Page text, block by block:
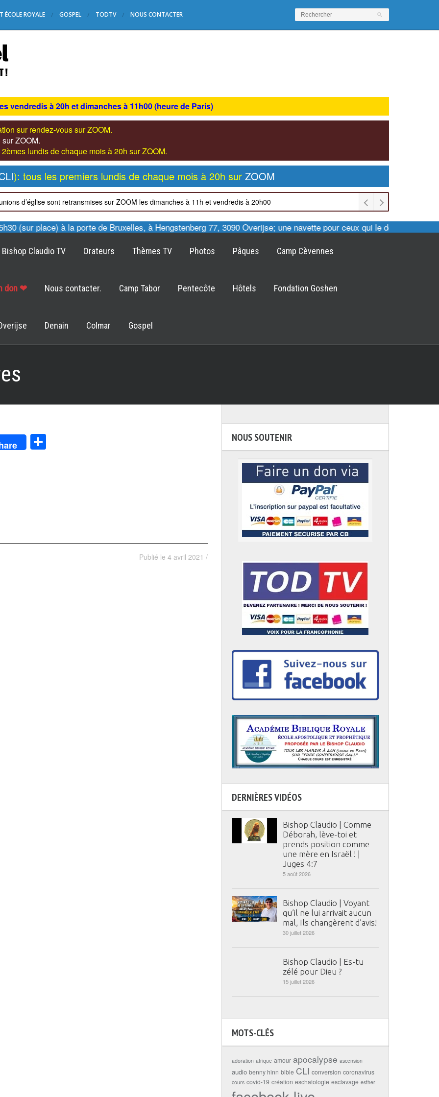
ÉCOLE ROYALE GOSPEL TODTV NOUS CONTACTER
vendredis à 20h et dimanches à 11h00 (heure de Paris)
sur rendez-vous sur ZOOM.
ZOOM.
lundis de chaque mois à 20h sur ZOOM.
): tous les premiers lundis de chaque mois à 20h sur ZOOM
d’église sont retransmises sur ZOOM les dimanches à 11h et vendredis à 20h00
place) à la porte de Bruxelles, à Hengstenberg 77, 3090 Overijse; une navette pour ceux qui le désirent est
Bishop Claudio TV Orateurs Thèmes TV Photos Pâques Camp Cèvennes
don ❤ Nous contacter. Camp Tabor Pentecôte Hôtels Fondation Goshen
Denain Colmar Gospel
Publié le 4 avril 2021 /
NOUS SOUTENIR
DERNIÈRES VIDÉOS
Bishop Claudio | Comme
Déborah, lève-toi et
prends position comme
une mère en Israël ! |
Juges 4:7
5 août 2026
Bishop Claudio | Voyant
qu’il ne lui arrivait aucun
mal, Ils changèrent d’avis!
30 juillet 2026
Bishop Claudio | Es-tu
zélé pour Dieu ?
15 juillet 2026
MOTS-CLÉS
adoration afrique amour apocalypse ascension
audio benny hinn bible CLI conversion coronavirus
cours covid-19 création eschatologie esclavage esther